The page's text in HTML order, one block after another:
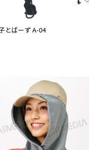
とばーず A-04